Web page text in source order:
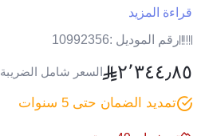
قراءة المزيد
رقم الموديل :10992356
٢٬٣٤٤٫٨٥ السعر شامل الضريبة
تمديد الضمان حتى 5 سنوات